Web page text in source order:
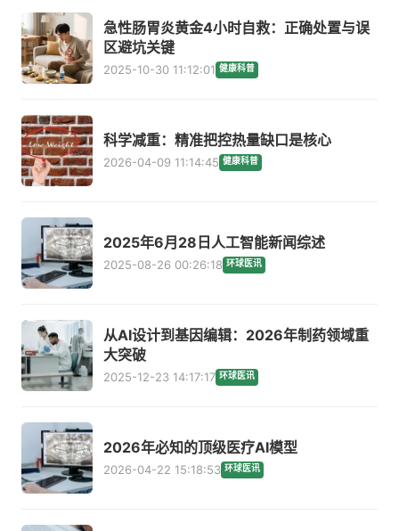
急性肠胃炎黄金4小时自救：正确处置与误
区避坑关键
2025-10-30 11:12:01 健康科普
科学减重：精准把控热量缺口是核心
2026-04-09 11:14:45 健康科普
2025年6月28日人工智能新闻综述
2025-08-26 00:26:18 环球医讯
从AI设计到基因编辑：2026年制药领域重
大突破
2025-12-23 14:17:17 环球医讯
2026年必知的顶级医疗AI模型
2026-04-22 15:18:53 环球医讯